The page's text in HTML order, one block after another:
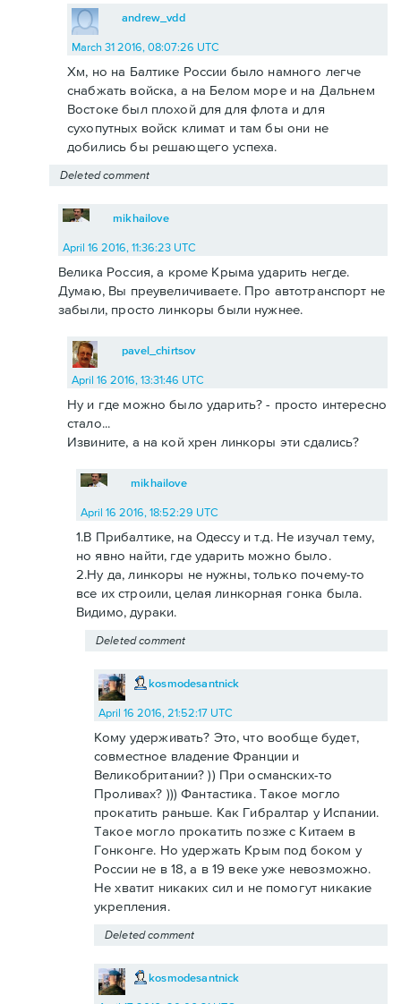
andrew_vdd
March 31 2016, 08:07:26 UTC
Хм, но на Балтике России было намного легче
снабжать войска, а на Белом море и на Дальнем
Востоке был плохой для для флота и для
сухопутных войск климат и там бы они не
добились бы решающего успеха.
Deleted comment
mikhailove
April 16 2016, 11:36:23 UTC
Велика Россия, а кроме Крыма ударить негде.
Думаю, Вы преувеличиваете. Про автотранспорт не
забыли, просто линкоры были нужнее.
pavel_chirtsov
April 16 2016, 13:31:46 UTC
Ну и где можно было ударить? - просто интересно
стало...
Извините, а на кой хрен линкоры эти сдались?
mikhailove
April 16 2016, 18:52:29 UTC
1.В Прибалтике, на Одессу и т.д. Не изучал тему,
но явно найти, где ударить можно было.
2.Ну да, линкоры не нужны, только почему-то
все их строили, целая линкорная гонка была.
Видимо, дураки.
Deleted comment
kosmodesantnick
April 16 2016, 21:52:17 UTC
Кому удерживать? Это, что вообще будет,
совместное владение Франции и
Великобритании? )) При османских-то
Проливах? ))) Фантастика. Такое могло
прокатить раньше. Как Гибралтар у Испании.
Такое могло прокатить позже с Китаем в
Гонконге. Но удержать Крым под боком у
России не в 18, а в 19 веке уже невозможно.
Не хватит никаких сил и не помогут никакие
укрепления.
Deleted comment
kosmodesantnick